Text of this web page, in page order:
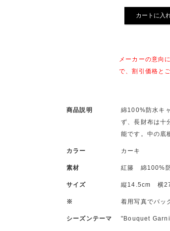
メーカーの意向
で、割引価格と
商品説明
綿100%防水キ
ず、長財布は十
能です。中の底
カラー カーキ
素材 紅籐 綿100%
サイズ 縦14.5cm 横
※ 着用写真でバッ
シーズンテーマ "Bouquet